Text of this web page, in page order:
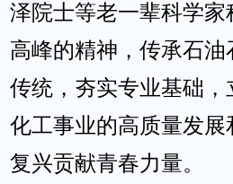
泽院士等老一辈科学家
高峰的精神，传承石油
传统，夯实专业基础，
化工事业的高质量发展
复兴贡献青春力量。